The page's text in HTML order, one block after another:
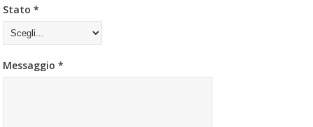
Stato *
Messaggio *